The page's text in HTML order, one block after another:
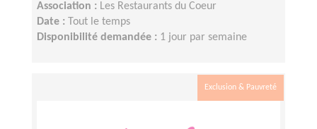
Association : Les Restaurants du Coeur
Date :
Tout le temps
Disponibilité demandée : 1 jour par semaine
Exclusion & Pauvreté